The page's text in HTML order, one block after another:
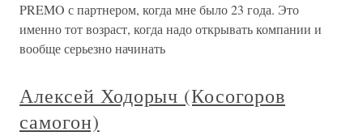
PREMO с партнером, когда мне было 23 года. Это
именно тот возраст, когда надо открывать компании и
вообще серьезно начинать
Алексей Ходорыч (Косогоров
самогон)